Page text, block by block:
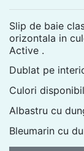
Slip de baie
orizontala in
Active .
Dublat pe
Culori
Albastru cu
Bleumarin cu